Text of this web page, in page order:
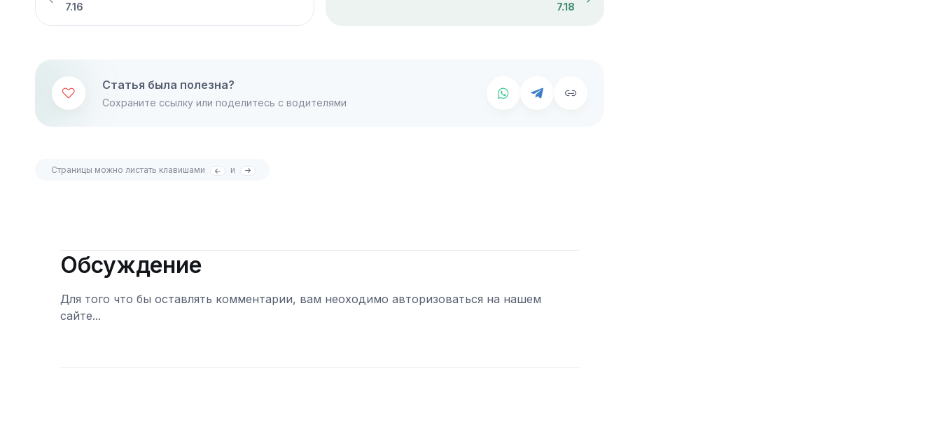
7.16 7.18
Статья была полезна?
Сохраните ссылку или поделитесь с водителями
Страницы можно листать клавишами и
Обсуждение
Для того что бы оставлять комментарии, вам неоходимо авторизоваться на нашем
сайте...